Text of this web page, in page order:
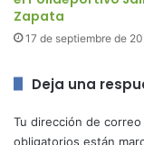
Zapata
17 de septiembre de
Deja una
Tu dirección de
obligatorios están